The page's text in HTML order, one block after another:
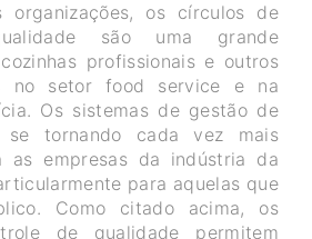
organizações, os círculos de
são uma grande
profissionais e outros
no setor food service e na
Os sistemas de gestão de
se tornando cada vez mais
as empresas da indústria da
para aquelas que
Como citado acima, os
de qualidade permitem